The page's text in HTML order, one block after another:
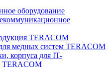
оборудование
TERACOM
медных систем TERACOM
корпуса для IT-
TERACOM